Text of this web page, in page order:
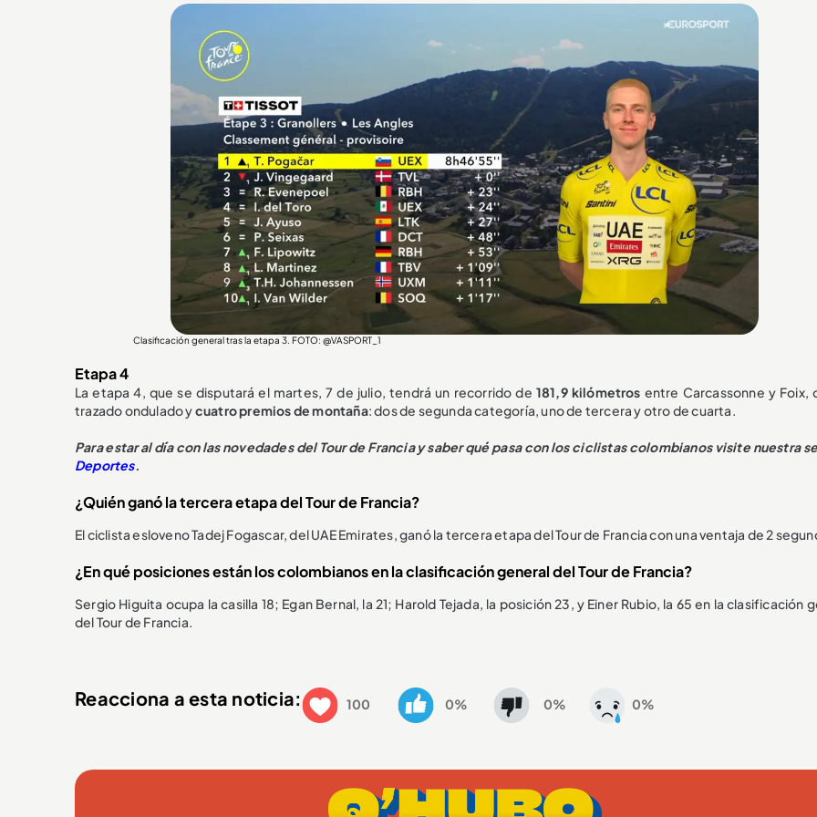
Clasificación general tras la etapa 3. FOTO: @VASPORT_1
Etapa 4
La etapa 4, que se disputará el martes, 7 de julio, tendrá un recorrido de 181,9 kilómetros entre Carcassonne y Foix,
trazado ondulado ycuatro premios de montaña: dos de segunda categoría, uno de tercera y otro de cuarta.
Para estar al día con las novedades del Tour de Francia y saber qué pasa con los ciclistas colombianos visite nuestra
Deportes.
¿Quién ganó la tercera etapa del Tour de Francia?
El ciclista esloveno Tadej Fogascar, del UAE Emirates, ganó la tercera etapa del Tour de Francia con una ventaja de 2
¿En qué posiciones están los colombianos en la clasificación general del Tour de Francia?
Sergio Higuita ocupa la casilla 18; Egan Bernal, la 21; Harold Tejada, la posición 23, y Einer Rubio, la 65 en la clasificación
del Tour de Francia.
Reacciona a esta noticia: 100 0% 0% 0%